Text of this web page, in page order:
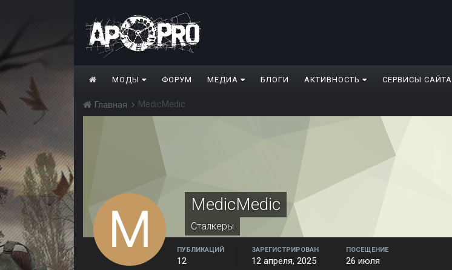
МОДЫ ФОРУМ МЕДИА БЛОГИ АКТИВНОСТЬ СЕРВИСЫ САЙТА
Главная MedicMedic
MedicMedic
Сталкеры
ПУБЛИКАЦИЙ
12
ЗАРЕГИСТРИРОВАН
12 апреля, 2025
ПОСЕЩЕНИЕ
26 июля